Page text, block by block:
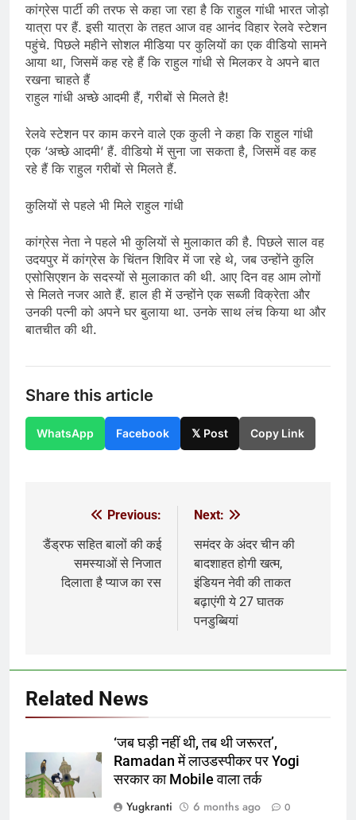
कांग्रेस पार्टी की तरफ से कहा जा रहा है कि राहुल गांधी भारत जोड़ो
यात्रा पर हैं. इसी यात्रा के तहत आज वह आनंद विहार रेलवे स्टेशन
पहुंचे. पिछले महीने सोशल मीडिया पर कुलियों का एक वीडियो सामने
आया था, जिसमें कह रहे हैं कि राहुल गांधी से मिलकर वे अपने बात
रखना चाहते हैं
राहुल गांधी अच्छे आदमी हैं, गरीबों से मिलते है!
रेलवे स्टेशन पर काम करने वाले एक कुली ने कहा कि राहुल गांधी
एक ‘अच्छे आदमी’ हैं. वीडियो में सुना जा सकता है, जिसमें वह कह
रहे हैं कि राहुल गरीबों से मिलते हैं.
कुलियों से पहले भी मिले राहुल गांधी
कांग्रेस नेता ने पहले भी कुलियों से मुलाकात की है. पिछले साल वह
उदयपुर में कांग्रेस के चिंतन शिविर में जा रहे थे, जब उन्होंने कुलि
एसोसिएशन के सदस्यों से मुलाकात की थी. आए दिन वह आम लोगों
से मिलते नजर आते हैं. हाल ही में उन्होंने एक सब्जी विक्रेता और
उनकी पत्नी को अपने घर बुलाया था. उनके साथ लंच किया था और
बातचीत की थी.
Share this article
WhatsApp Facebook 𝕏 Post Copy Link
navigation
Previous:
डैंड्रफ सहित बालों की कई
समस्याओं से निजात
दिलाता है प्याज का रस
Next:
समंदर के अंदर चीन की
बादशाहत होगी खत्म,
इंडियन नेवी की ताकत
बढ़ाएंगी ये 27 घातक
पनडुब्बियां
Related News
‘जब घड़ी नहीं थी, तब थी जरूरत’,
Ramadan में लाउडस्पीकर पर Yogi
सरकार का Mobile वाला तर्क
Yugkranti
6 months ago 0